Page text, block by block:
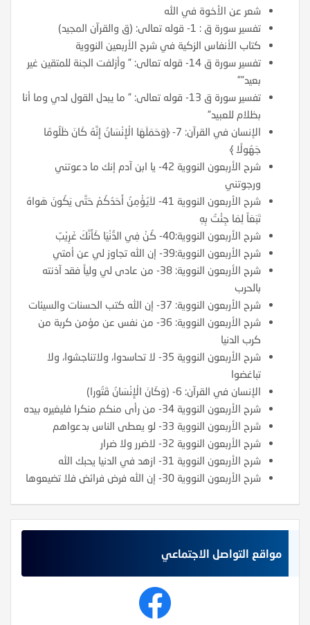
شعر عن الأخوة في الله
تفسير سورة ق : 1- قوله تعالى: (ق والقرآن المجيد)
كتاب الأنفاس الزكية في شرح الأربعين النووية
تفسير سورة ق 14- قوله تعالى: ” وأزلفت الجنة للمتقين غير
بعيد””
تفسير سورة ق 13- قوله تعالى: ” ما يبدل القول لدي وما أنا
بظلام للعبيد”
الإنسان في القرآن: 7- ﴿وَحَمَلَهَا الْإِنْسَانُ إِنَّهُ كَانَ ظَلُومًا
جَهُولًا ﴾
شرح الأربعون النووية 42- يا ابن آدم إنك ما دعوتني
ورجوتني
شرح الأربعون النووية 41- لاَيُؤْمِنُ أَحَدُكُمْ حَتَّى يَكُونَ هَواهُ
تَبَعَاً لِمَا جِئْتُ بِهِ
شرح الأربعون النووية:40- كُنْ فِي الدُّنْيَا كَأَنَّكَ غَرِيْبٌ
شرح الأربعون النووية:39- إن الله تجاوز لي عن أمتي
شرح الأربعون النووية: 38- من عادى لي ولياً فقد آذنته
بالحرب
شرح الأربعون النووية: 37- إن الله كتب الحسنات والسيئات
شرح الأربعون النووية: 36- من نفس عن مؤمن كربة من
كرب الدنيا
شرح الأربعون النووية 35- لا تحاسدوا، ولاتناجشوا، ولا
تباغضوا
الإنسان في القرآن: 6- (وَكَانَ الْإِنْسَانُ قَتُورا)
شرح الأربعون النووية 34- من رأى منكم منكرا فليغيره بيده
شرح الأربعون النووية 33- لو يعطى الناس بدعواهم
شرح الأربعون النووية 32- لاضرر ولا ضرار
شرح الأربعون النووية 31- ازهد في الدنيا يحبك الله
شرح الأربعون النووية 30- إن الله فرض فرائض فلا تضيعوها
مواقع التواصل الاجتماعي